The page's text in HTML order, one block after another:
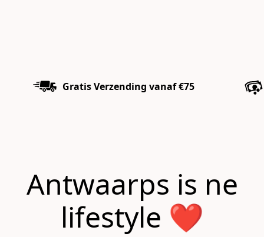
Gratis Verzending vanaf €75
Antwaarps is ne
lifestyle ❤️